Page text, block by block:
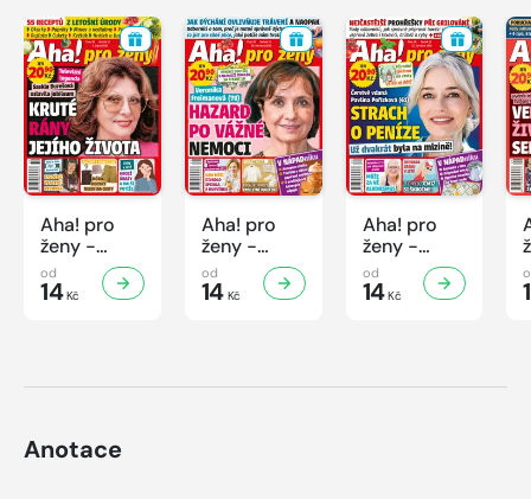
Aha! pro
ženy -
32/2026
od
14Kč
Aha! pro
ženy -
31/2026
od
14Kč
Aha! pro
ženy -
30/2026
od
14Kč
Anotace